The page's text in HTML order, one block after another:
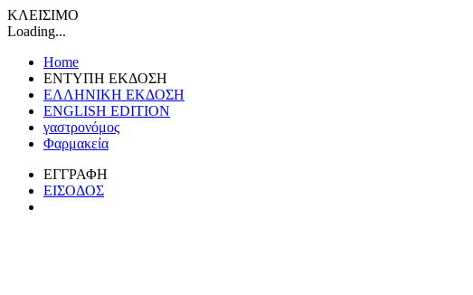
ΚΛΕΙΣΙΜΟ
Loading...
Home
ΕΝΤΥΠΗ ΕΚΔΟΣΗ
ΕΛΛΗΝΙΚΗ ΕΚΔΟΣΗ
ENGLISH EDITION
γαστρονόμος
Φαρμακεία
ΕΓΓΡΑΦΗ
ΕΙΣΟΔΟΣ